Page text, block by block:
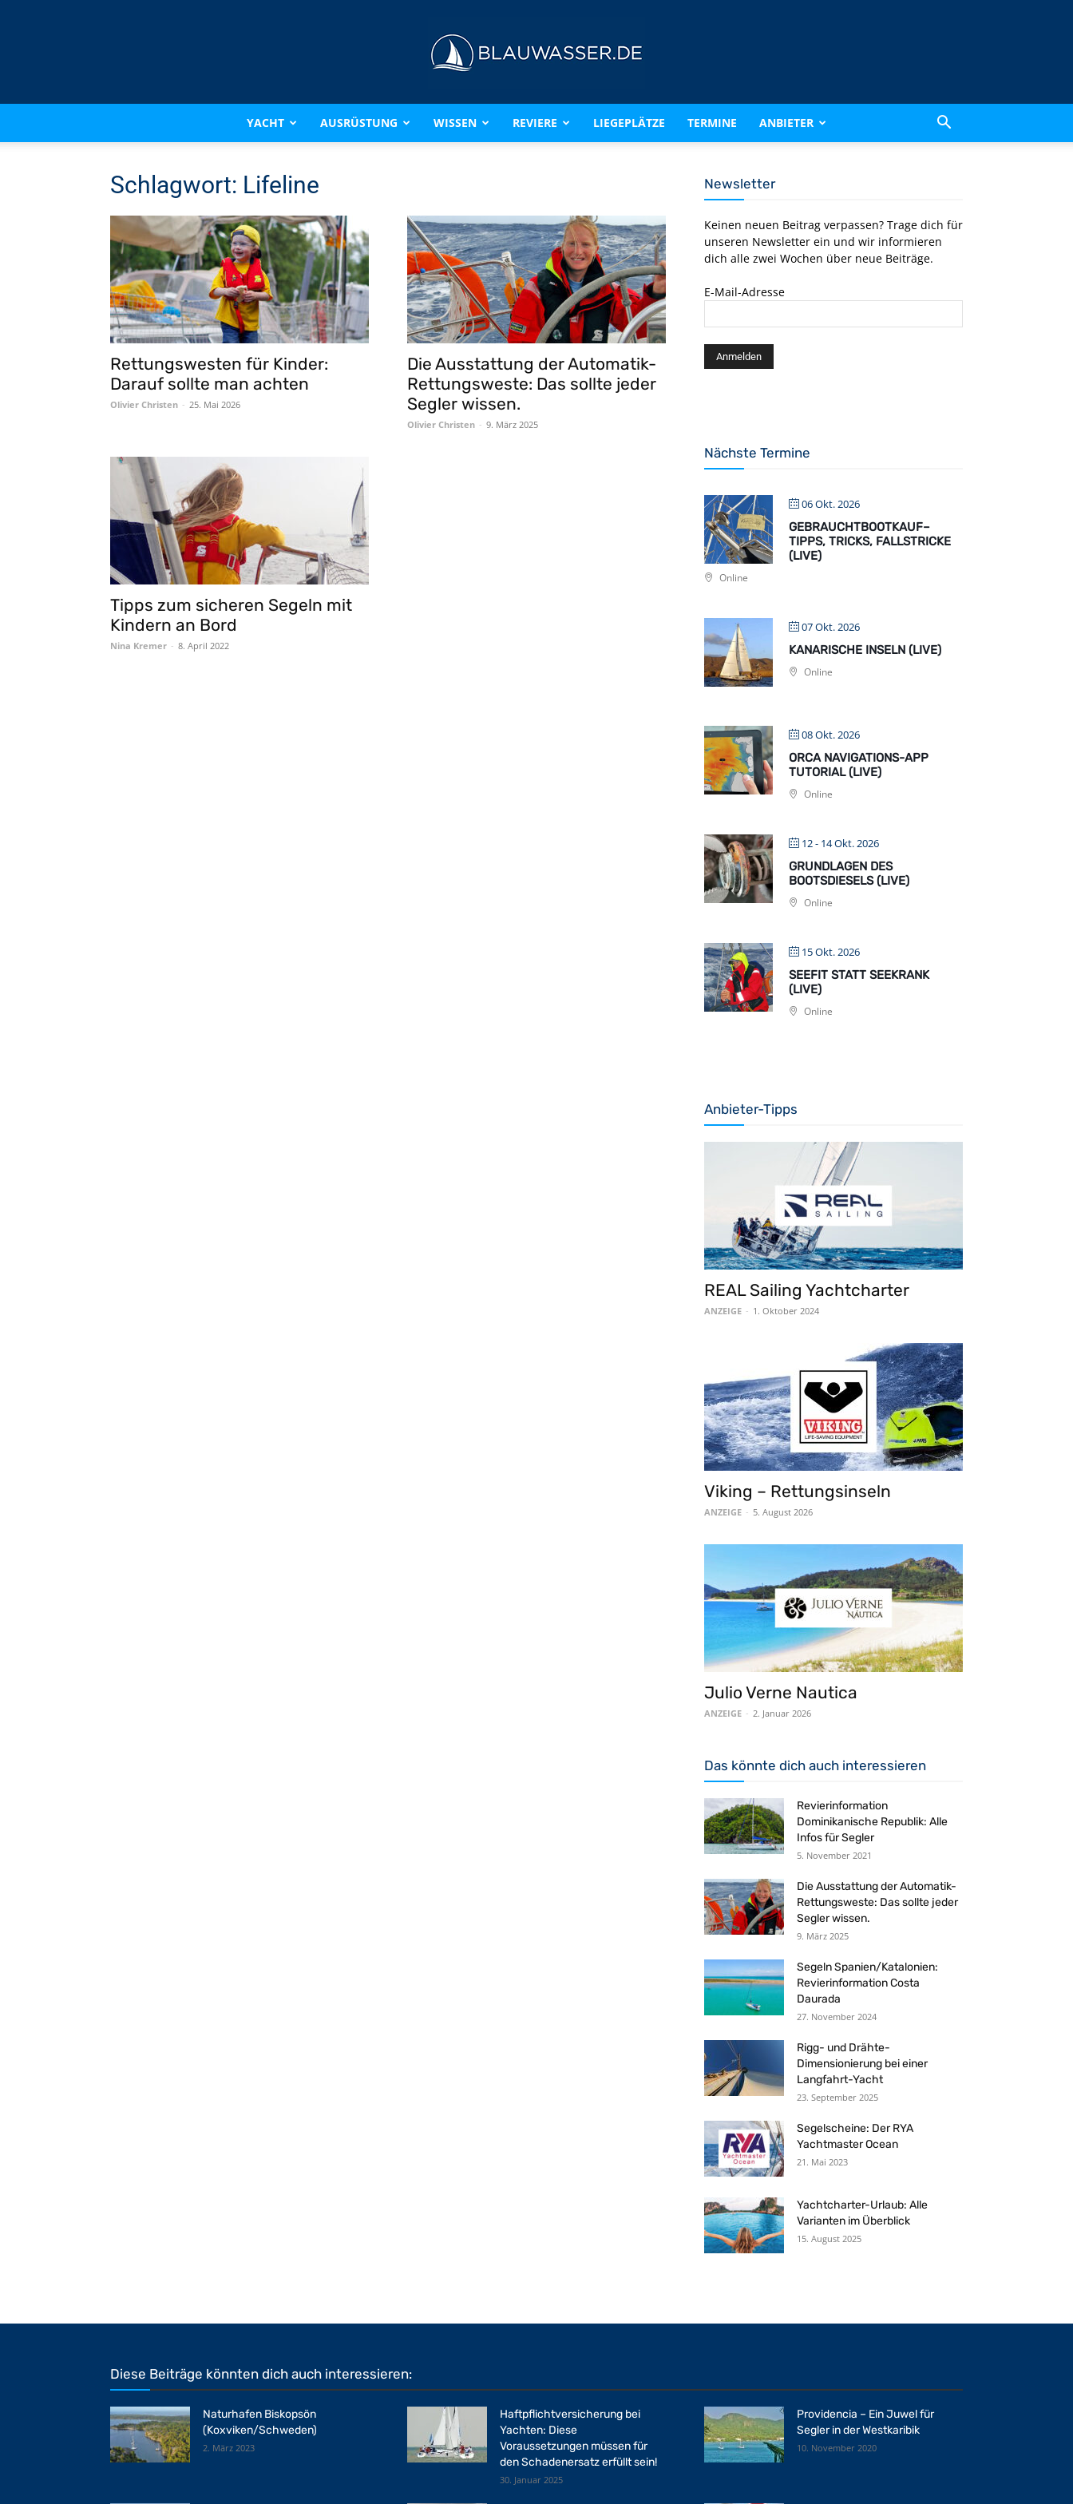
BLAUWASSER.DE
YACHT AUSRÜSTUNG WISSEN REVIERE LIEGEPLÄTZE TERMINE ANBIETER
Schlagwort: Lifeline
Rettungswesten für Kinder:
Darauf sollte man achten
Olivier Christen - 25. Mai 2026
Die Ausstattung der Automatik-
Rettungsweste: Das sollte jeder
Segler wissen.
Olivier Christen - 9. März 2025
Tipps zum sicheren Segeln mit
Kindern an Bord
Nina Kremer - 8. April 2022
Newsletter
Keinen neuen Beitrag verpassen? Trage dich für
unseren Newsletter ein und wir informieren
dich alle zwei Wochen über neue Beiträge.
E-Mail-Adresse
Nächste Termine
06 Okt. 2026
GEBRAUCHTBOOTKAUF–
TIPPS, TRICKS, FALLSTRICKE
(LIVE)
Online
07 Okt. 2026
KANARISCHE INSELN (LIVE)
Online
08 Okt. 2026
ORCA NAVIGATIONS-APP
TUTORIAL (LIVE)
Online
12 - 14 Okt. 2026
GRUNDLAGEN DES
BOOTSDIESELS (LIVE)
Online
15 Okt. 2026
SEEFIT STATT SEEKRANK
(LIVE)
Online
Anbieter-Tipps
REAL Sailing Yachtcharter
ANZEIGE - 1. Oktober 2024
Viking – Rettungsinseln
ANZEIGE - 5. August 2026
Julio Verne Nautica
ANZEIGE - 2. Januar 2026
Das könnte dich auch interessieren
Revierinformation
Dominikanische Republik: Alle
Infos für Segler
5. November 2021
Die Ausstattung der Automatik-
Rettungsweste: Das sollte jeder
Segler wissen.
9. März 2025
Segeln Spanien/Katalonien:
Revierinformation Costa
Daurada
27. November 2024
Rigg- und Drähte-
Dimensionierung bei einer
Langfahrt-Yacht
23. September 2025
Segelscheine: Der RYA
Yachtmaster Ocean
21. Mai 2023
Yachtcharter-Urlaub: Alle
Varianten im Überblick
15. August 2025
Diese Beiträge könnten dich auch interessieren:
Naturhafen Biskopsön
(Koxviken/Schweden)
2. März 2023
Haftpflichtversicherung bei
Yachten: Diese
Voraussetzungen müssen für
den Schadenersatz erfüllt sein!
30. Januar 2025
Providencia – Ein Juwel für
Segler in der Westkaribik
10. November 2020